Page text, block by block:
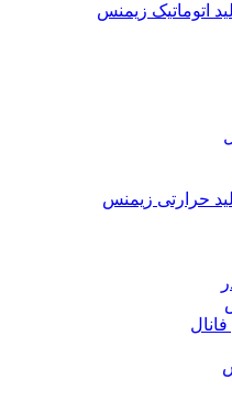
اتوماتیک زیمنس
حرارتی زیمنس